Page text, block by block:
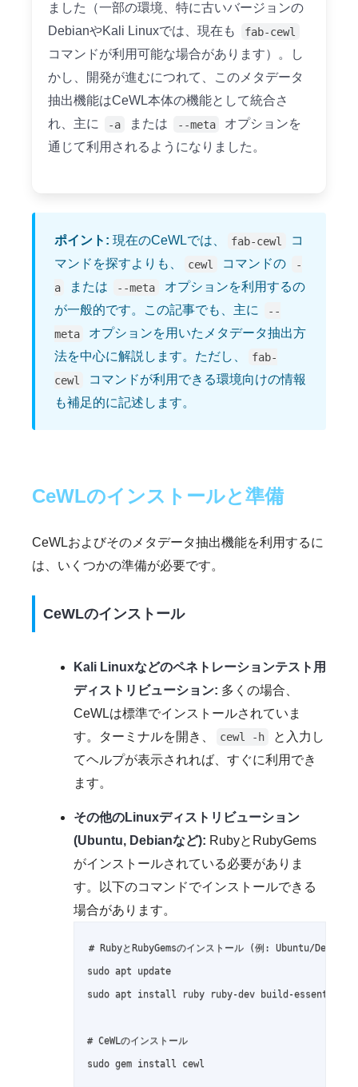
ました（一部の環境、特に古いバージョンの
DebianやKali Linuxでは、現在も
fab-cewl
コマンドが利用可能な場合があります）。し
かし、開発が進むにつれて、このメタデータ
抽出機能はCeWL本体の機能として統合さ
れ、主に
-a または --meta
オプションを
通じて利用されるようになりました。
ポイント: 現在のCeWLでは、 fab-cewl
コ
マンドを探すよりも、
cewl コマンドの
-
a
または --meta
オプションを利用するの
が一般的です。この記事でも、主に
--
meta
オプションを用いたメタデータ抽出方
法を中心に解説します。ただし、
fab-
cewl
コマンドが利用できる環境向けの情報
も補足的に記述します。
CeWLのインストールと準備
CeWLおよびそのメタデータ抽出機能を利用するに
は、いくつかの準備が必要です。
CeWLのインストール
Kali Linuxなどのペネトレーションテスト用
ディストリビューション: 多くの場合、
CeWLは標準でインストールされていま
す。ターミナルを開き、
cewl -h
と入力し
てヘルプが表示されれば、すぐに利用でき
ます。
その他のLinuxディストリビューション
(Ubuntu, Debianなど): RubyとRubyGems
がインストールされている必要がありま
す。以下のコマンドでインストールできる
場合があります。
# RubyとRubyGemsのインストール (例: Ubuntu/Debian)
sudo apt update
sudo apt install ruby ruby-dev build-essential
# CeWLのインストール
sudo gem install cewl